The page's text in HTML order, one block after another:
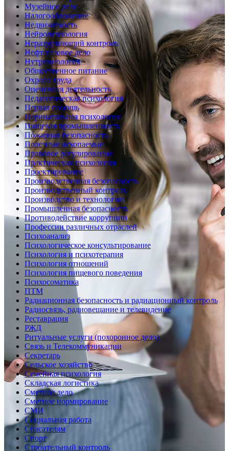
Музейное дело
Налогообложение
Недвижимость
Нейропсихология
Неразрушающий контроль
Нефтегазовое дело
Нутрициология
Общественное питание
Охрана труда
Оценочная деятельность
Педагогическая психология
Первая помощь
Перинатальная психология
Пищевая промышленность
Пожарная безопасность
Полезные ископаемые
Правовое регулирование
Практическая психология
Проектирование
Производственная безопасность
Производственный контроль
Производство и технологии
Промышленная безопасность
Противодействие коррупции
Профессии различных отраслей
Психоанализ
Психологическое консультирование
Психология и психотерапия
Психология отношений
Психология пищевого поведения
Психосоматика
ПТМ
Радиационная безопасность и радиационный контроль
Радиосвязь, радиовещание и телевидение
Реставрация
РЖД
Ритуальные услуги (похоронное дело)
Связь и Телекоммуникации
Секретарь
Сельское хозяйство
Семейная психология
Складская логистика
Сметное дело
Сметное нормирование
СМИ
Социальная работа
Спасателям
Спорт
Строительный контроль